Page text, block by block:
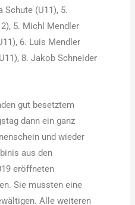
Schute (U11), 5.
5. Michl Mendler
6. Luis Mendler
8. Jakob Schneider
gut besetztem
dann ein ganz
und wieder
aus den
eröffneten
Sie mussten eine
Alle weiteren